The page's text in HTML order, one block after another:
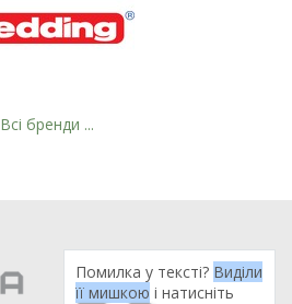
Всі бренди ...
Помилка у тексті? Виділи
її мишкою і натисніть